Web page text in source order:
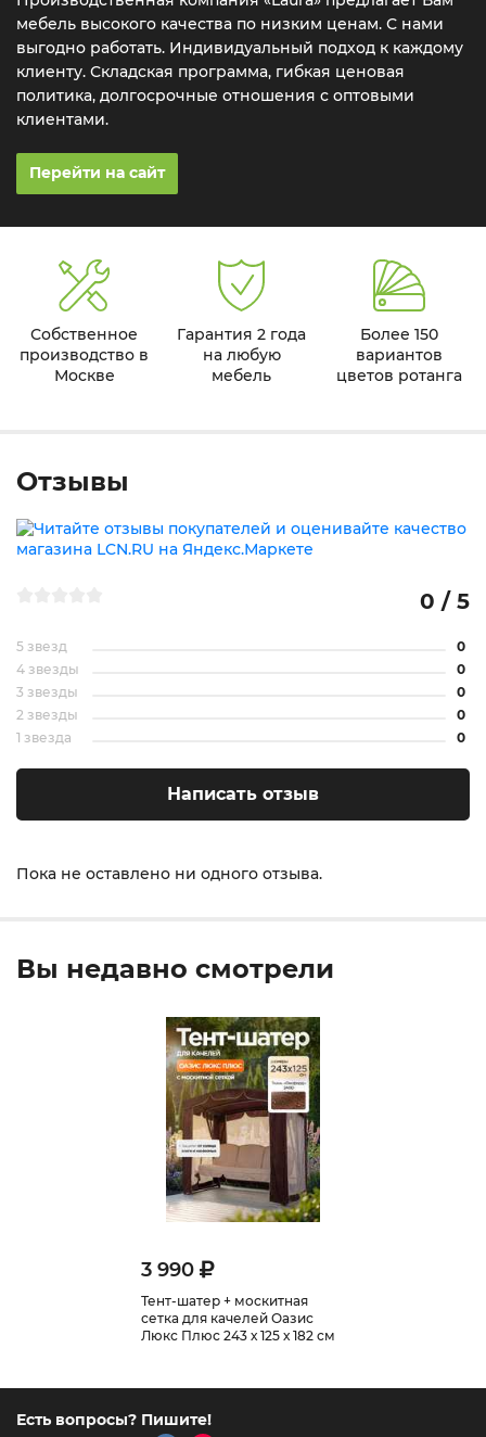
мебель высокого качества по низким ценам. С нами
выгодно работать. Индивидуальный подход к каждому
клиенту. Складская программа, гибкая ценовая
политика, долгосрочные отношения с оптовыми
клиентами.
Перейти на сайт
Собственное
производство в
Москве
Гарантия 2 года
на любую
мебель
Более 150
вариантов
цветов ротанга
Отзывы
Пока не оставлено ни одного отзыва.
0 / 5
5 звезд
0
4 звезды
0
3 звезды
0
2 звезды
0
1 звезда
0
Написать отзыв
Вы недавно смотрели
3 990
Тент-шатер + москитная
сетка для качелей Оазис
Люкс Плюс 243 х 125 х 182 см
Есть вопросы? Пишите!